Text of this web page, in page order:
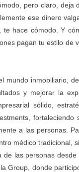
pero claro,
ese dinero
hace cómodo. Y
pagan tu estilo de
mundo inmobiliario,
y mejorar la
sólido,
a las personas.
médico tradicional,
las personas
Group, donde